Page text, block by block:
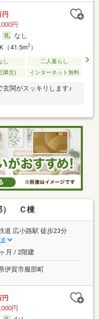
円
円
なし
（41.5m2）
し
二人暮らし
隣含) インターネット無料
玄関がスッキリします♪
） Ｃ棟
道 広小路駅 徒歩23分
月 / 2階建
伊賀市服部町
円
円